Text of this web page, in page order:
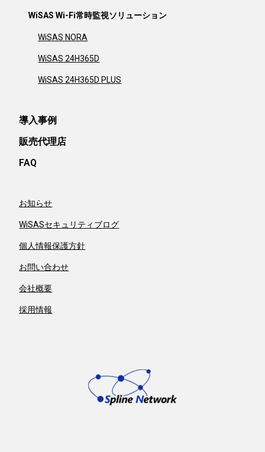
WiSAS Wi-Fi常時監視ソリューション
WiSAS NORA
WiSAS 24H365D
WiSAS 24H365D PLUS
導入事例
販売代理店
FAQ
お知らせ
WiSASセキュリティブログ
個人情報保護方針
お問い合わせ
会社概要
採用情報